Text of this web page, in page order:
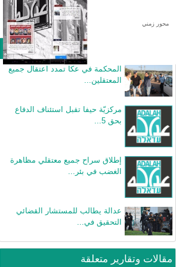
محور زمني
بيانات صحفية متعلقة
المحكمة في عكا تمدد اعتقال جميع
المعتقلين...
مركزيّة حيفا تقبل استئناف الدفاع
بحق 5...
إطلاق سراح جميع معتقلي مظاهرة
الغضب في بئر...
عدالة يطالب للمستشار القضائي
التحقيق في...
مقالات وتقارير متعلقة